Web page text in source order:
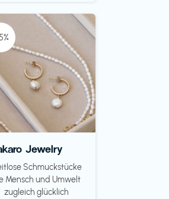
Jewelry
Schmuckstücke
Mensch und Umwelt
zugleich glücklich